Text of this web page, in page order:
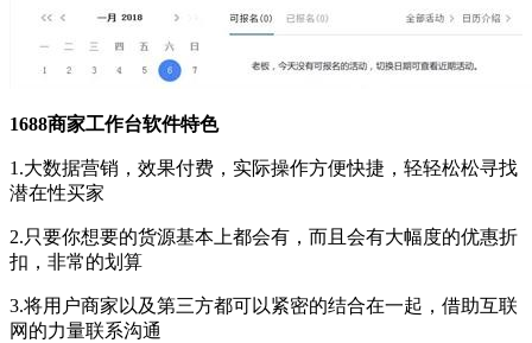
1688商家工作台软件特色
1.大数据营销，效果付费，实际操作方便快捷，轻轻松松寻找
潜在性买家
2.只要你想要的货源基本上都会有，而且会有大幅度的优惠折
扣，非常的划算
3.将用户商家以及第三方都可以紧密的结合在一起，借助互联
网的力量联系沟通